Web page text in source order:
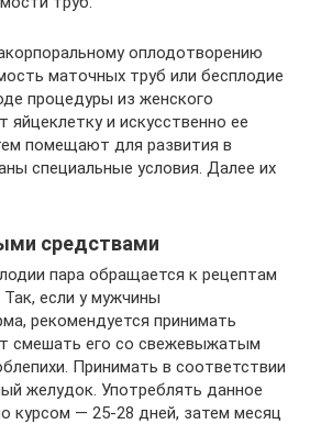
оплодотворению
маточных труб или бесплодие
процедуры из женского
яйцеклетку и искусственно ее
помещают для развития в
специальные условия. Далее их
средствами
пара обращается к рецептам
если у мужчины
рекомендуется принимать
смешать его со свежевыжатым
Принимать в соответствии
желудок. Употреблять данное
курсом — 25-28 дней, затем месяц